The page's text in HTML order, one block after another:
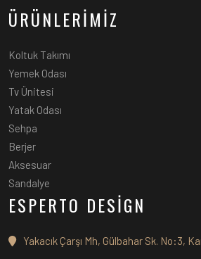
ÜRÜNLERİMİZ
Koltuk Takımı
Yemek Odası
Tv Ünitesi
Yatak Odası
Sehpa
Berjer
Aksesuar
Sandalye
ESPERTO DESİGN
Yakacık Çarşı Mh, Gülbahar Sk. No:3,